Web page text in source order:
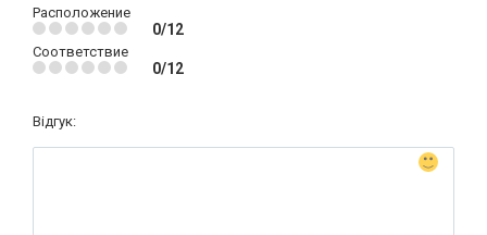
Расположение
0/12
Соответствие
0/12
Відгук: